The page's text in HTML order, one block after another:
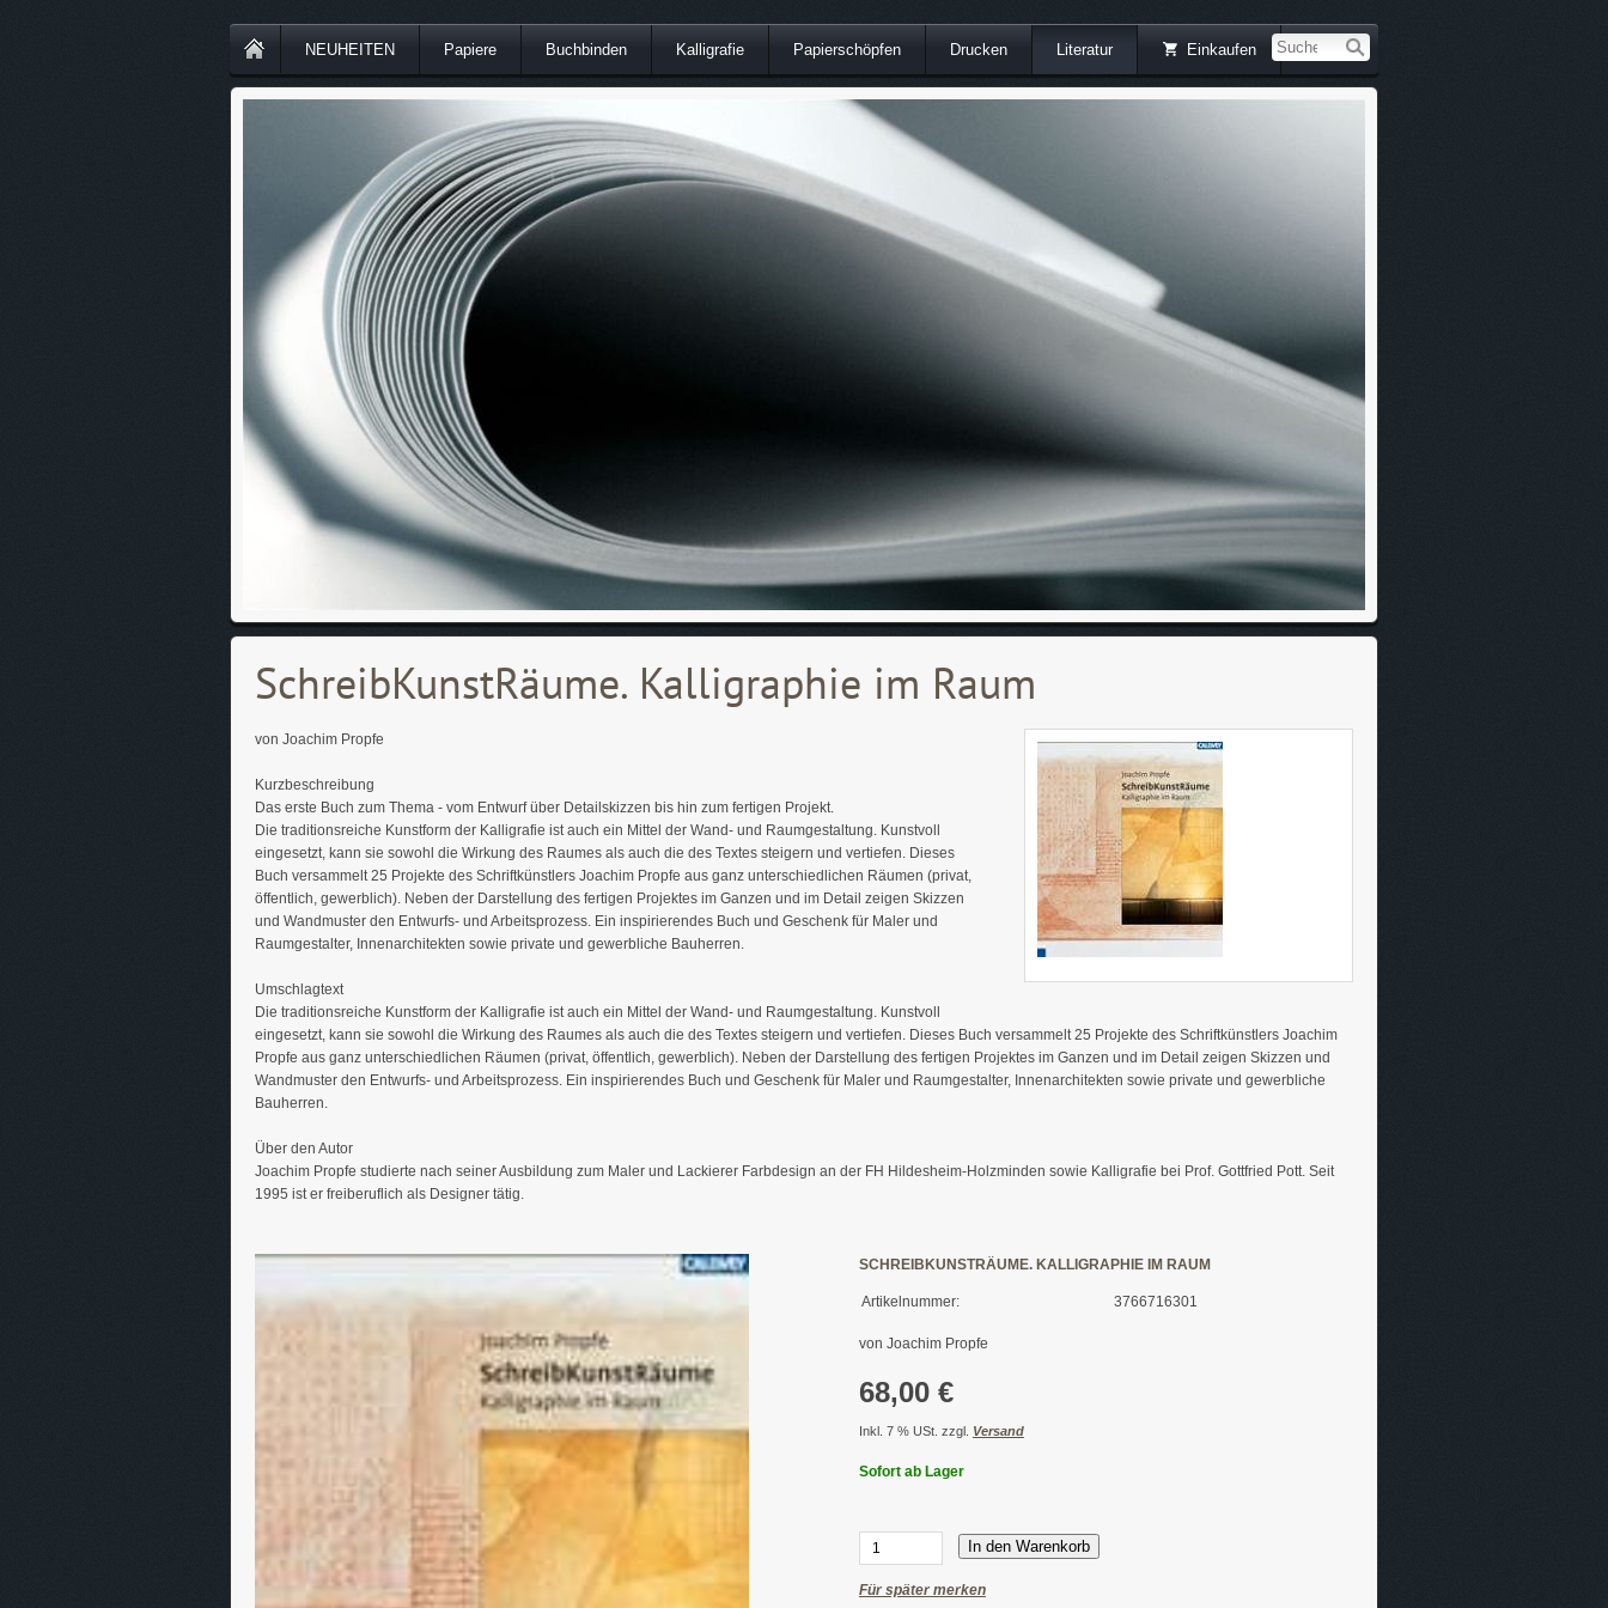
NEUHEITEN Papiere Buchbinden Kalligrafie Papierschöpfen Drucken Literatur Einkaufen
SchreibKunstRäume. Kalligraphie im Raum
von Joachim Propfe
Kurzbeschreibung
Das erste Buch zum Thema - vom Entwurf über Detailskizzen bis hin zum fertigen Projekt.
Die traditionsreiche Kunstform der Kalligrafie ist auch ein Mittel der Wand- und Raumgestaltung. Kunstvoll
eingesetzt, kann sie sowohl die Wirkung des Raumes als auch die des Textes steigern und vertiefen. Dieses
Buch versammelt 25 Projekte des Schriftkünstlers Joachim Propfe aus ganz unterschiedlichen Räumen (privat,
öffentlich, gewerblich). Neben der Darstellung des fertigen Projektes im Ganzen und im Detail zeigen Skizzen
und Wandmuster den Entwurfs- und Arbeitsprozess. Ein inspirierendes Buch und Geschenk für Maler und
Raumgestalter, Innenarchitekten sowie private und gewerbliche Bauherren.
Umschlagtext
Die traditionsreiche Kunstform der Kalligrafie ist auch ein Mittel der Wand- und Raumgestaltung. Kunstvoll
eingesetzt, kann sie sowohl die Wirkung des Raumes als auch die des Textes steigern und vertiefen. Dieses Buch versammelt 25 Projekte des Schriftkünstlers Joachim
Propfe aus ganz unterschiedlichen Räumen (privat, öffentlich, gewerblich). Neben der Darstellung des fertigen Projektes im Ganzen und im Detail zeigen Skizzen und
Wandmuster den Entwurfs- und Arbeitsprozess. Ein inspirierendes Buch und Geschenk für Maler und Raumgestalter, Innenarchitekten sowie private und gewerbliche
Bauherren.
Über den Autor
Joachim Propfe studierte nach seiner Ausbildung zum Maler und Lackierer Farbdesign an der FH Hildesheim-Holzminden sowie Kalligrafie bei Prof. Gottfried Pott. Seit
1995 ist er freiberuflich als Designer tätig.
SCHREIBKUNSTRÄUME. KALLIGRAPHIE IM RAUM
Artikelnummer: 3766716301
von Joachim Propfe
68,00 €
Inkl. 7 % USt. zzgl. Versand
Sofort ab Lager
In den Warenkorb
Für später merken